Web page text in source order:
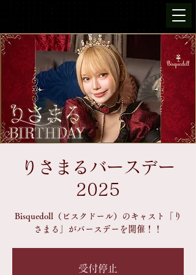
りさまるバースデー
2025
Bisquedoll（ビスクドール）のキャスト「り
さまる」がバースデーを開催！！
受付停止